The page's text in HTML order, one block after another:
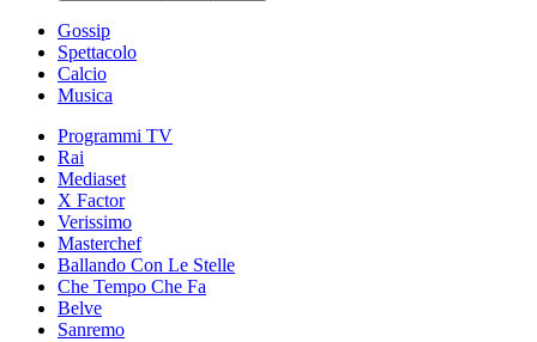
Gossip
Spettacolo
Calcio
Musica
Programmi TV
Rai
Mediaset
X Factor
Verissimo
Masterchef
Ballando Con Le Stelle
Che Tempo Che Fa
Belve
Sanremo